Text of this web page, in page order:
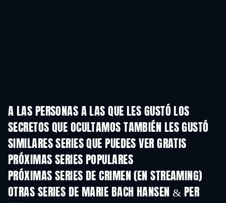
A LAS PERSONAS A LAS QUE LES GUSTÓ LOS
SECRETOS QUE OCULTAMOS TAMBIÉN LES GUSTÓ
TV
SIMILARES SERIES QUE PUEDES VER GRATIS
TV TV
PRÓXIMAS SERIES POPULARES
TV
PRÓXIMAS SERIES DE CRIMEN (EN STREAMING)
Temporada 6 Temporada 2
OTRAS SERIES DE MARIE BACH HANSEN & PER